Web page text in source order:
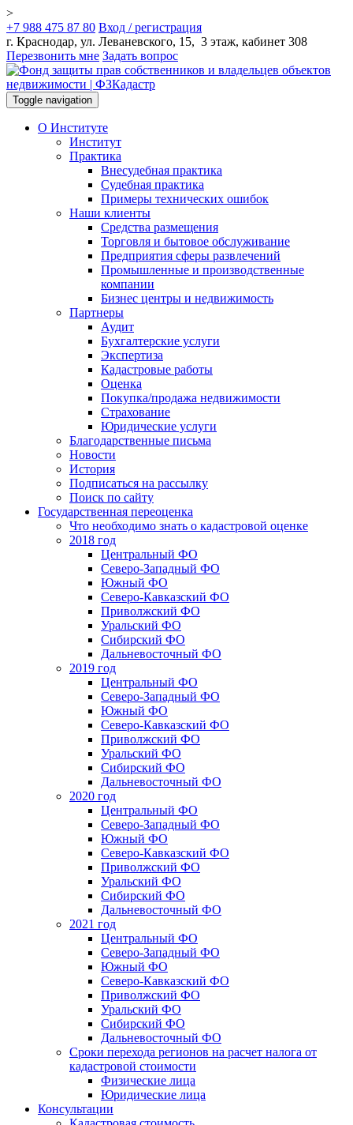
>
+7 988 475 87 80 Вход / регистрация
г. Краснодар, ул. Леваневского, 15, 3 этаж, кабинет 308
Перезвонить мне Задать вопрос
Toggle navigation
О Институте
Институт
Практика
Внесудебная практика
Судебная практика
Примеры технических ошибок
Наши клиенты
Средства размещения
Торговля и бытовое обслуживание
Предприятия сферы развлечений
Промышленные и производственные
компании
Бизнес центры и недвижимость
Партнеры
Аудит
Бухгалтерские услуги
Экспертиза
Кадастровые работы
Оценка
Покупка/продажа недвижимости
Страхование
Юридические услуги
Благодарственные письма
Новости
История
Подписаться на рассылку
Поиск по сайту
Государственная переоценка
Что необходимо знать о кадастровой оценке
2018 год
Центральный ФО
Северо-Западный ФО
Южный ФО
Северо-Кавказский ФО
Приволжский ФО
Уральский ФО
Сибирский ФО
Дальневосточный ФО
2019 год
Центральный ФО
Северо-Западный ФО
Южный ФО
Северо-Кавказский ФО
Приволжский ФО
Уральский ФО
Сибирский ФО
Дальневосточный ФО
2020 год
Центральный ФО
Северо-Западный ФО
Южный ФО
Северо-Кавказский ФО
Приволжский ФО
Уральский ФО
Сибирский ФО
Дальневосточный ФО
2021 год
Центральный ФО
Северо-Западный ФО
Южный ФО
Северо-Кавказский ФО
Приволжский ФО
Уральский ФО
Сибирский ФО
Дальневосточный ФО
Сроки перехода регионов на расчет налога от
кадастровой стоимости
Физические лица
Юридические лица
Консультации